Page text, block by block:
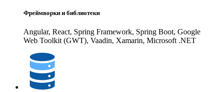
Фреймворки и библиотеки
Angular, React, Spring Framework, Spring Boot, Google
Web Toolkit (GWT), Vaadin, Xamarin, Microsoft .NET